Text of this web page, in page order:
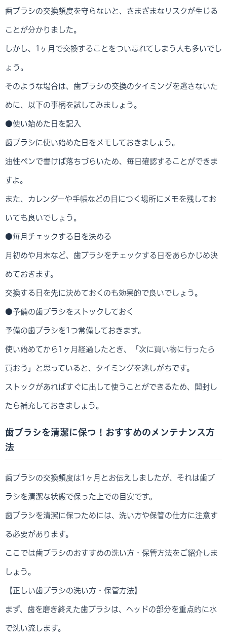
歯ブラシの交換頻度を守らないと、さまざまなリスクが生じる
ことが分かりました。
しかし、1ヶ月で交換することをつい忘れてしまう人も多いでし
ょう。
そのような場合は、歯ブラシの交換のタイミングを逃さないた
めに、以下の事柄を試してみましょう。
●使い始めた日を記入
歯ブラシに使い始めた日をメモしておきましょう。
油性ペンで書けば落ちづらいため、毎日確認することができま
すよ。
また、カレンダーや手帳などの目につく場所にメモを残してお
いても良いでしょう。
●毎月チェックする日を決める
月初めや月末など、歯ブラシをチェックする日をあらかじめ決
めておきます。
交換する日を先に決めておくのも効果的で良いでしょう。
●予備の歯ブラシをストックしておく
予備の歯ブラシを1つ常備しておきます。
使い始めてから1ヶ月経過したとき、「次に買い物に行ったら
買おう」と思っていると、タイミングを逃しがちです。
ストックがあればすぐに出して使うことができるため、開封し
たら補充しておきましょう。
歯ブラシを清潔に保つ！おすすめのメンテナンス方
法
歯ブラシの交換頻度は1ヶ月とお伝えしましたが、それは歯ブ
ラシを清潔な状態で保った上での目安です。
歯ブラシを清潔に保つためには、洗い方や保管の仕方に注意す
る必要があります。
ここでは歯ブラシのおすすめの洗い方・保管方法をご紹介しま
しょう。
【正しい歯ブラシの洗い方・保管方法】
まず、歯を磨き終えた歯ブラシは、ヘッドの部分を重点的に水
で洗い流します。